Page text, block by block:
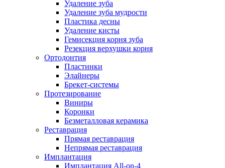
Удаление зуба
Удаление зуба мудрости
Пластика десны
Удаление кисты
Гемисекция корня зуба
Резекция верхушки корня
Ортодонтия
Пластинки
Элайнеры
Брекет-системы
Протезирование
Виниры
Коронки
Безметалловая керамика
Реставрация
Прямая реставрация
Непрямая реставрация
Имплантация
Имплантация All-on-4